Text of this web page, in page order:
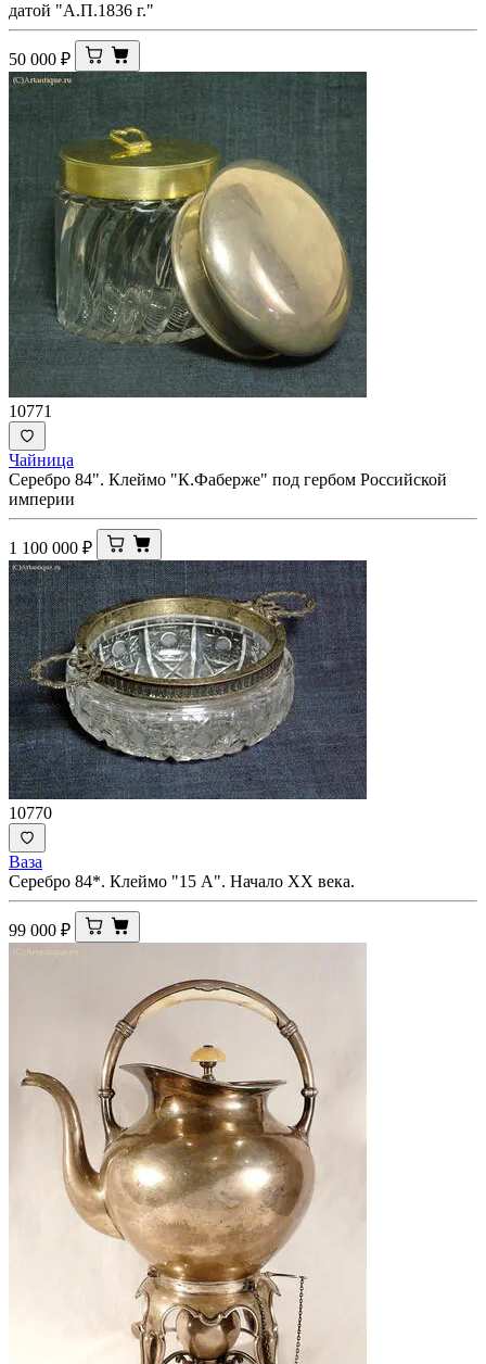
датой "А.П.1836 г."
50 000 ₽
10771
Чайница
Серебро 84". Клеймо "К.Фаберже" под гербом Российской
империи
1 100 000 ₽
10770
Ваза
Серебро 84*. Клеймо "15 А". Начало ХХ века.
99 000 ₽